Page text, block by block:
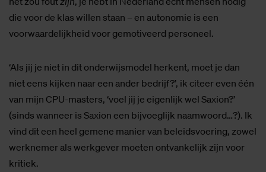
die voor de klas willen staan – en autonomie is een
voorwaardelijkheid voor gemotiveerd personeel.
‘Als jij je niet in dit onderwijsmodel herkent, moet je dan
niet eens kijken naar een ander bedrijf?’, ik citeer even één
van mijn CPU-masters, ‘voel jij je eigenlijk wel Saxion?’
(sinds wanneer is Saxion een bijvoeglijk naamwoord…?). Ik
vind dit een heel gemene manier van beleidsvoering, zowel
werknemer als werkgever moeten ontvankelijk zijn voor
kritiek.